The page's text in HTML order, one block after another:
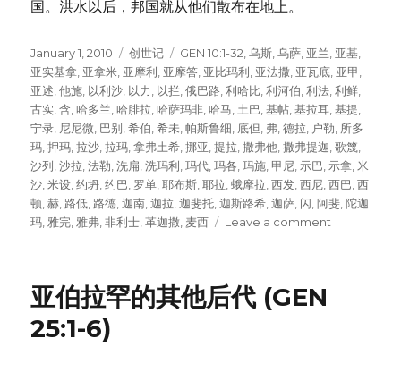
国。洪水以后，邦国就从他们散布在地上。
Posted
on
January 1, 2010 Categories
创世记 Tags
GEN 10:1-32 ,乌斯 ,乌萨 亚兰 亚基
亚实基拿 亚拿米 亚摩利 亚摩答 亚比玛利 亚法撒 亚瓦底 亚甲
亚述 ,他施 以利沙 以力 以拦 ,俄巴路 ,利哈比 ,利河伯 ,利法 ,利鲜
古实 ,含 ,哈多兰 ,哈腓拉 ,哈萨玛非 ,哈马 土巴 ,基帖 ,基拉耳 ,基提
宁录 尼尼微 巴别 ,希伯 ,希未 ,帕斯鲁细 底但 弗 ,德拉 户勒 所多
玛 ,押玛 ,拉沙 ,拉玛 ,拿弗土希 ,挪亚 ,提拉 ,撒弗他 ,撒弗提迦 ,歌篾
沙列 ,沙拉 ,法勒 ,洗扁 ,洗玛利 ,玛代 ,玛各 ,玛施 ,甲尼 示巴 示拿 ,米
沙 ,米设 ,约坍 ,约巴 罗单 ,耶布斯 ,耶拉 ,蛾摩拉 ,西发 ,西尼 ,西巴 ,西
顿 ,赫 路低 路德 ,迦南 ,迦拉 ,迦斐托 ,迦斯路希 ,迦萨 闪 ,阿斐 ,陀迦
玛 雅完 雅弗 ,非利士 ,革迦撒 麦西 Leave a comment
亚伯拉罕的其他后代 (GEN
25:1-6)